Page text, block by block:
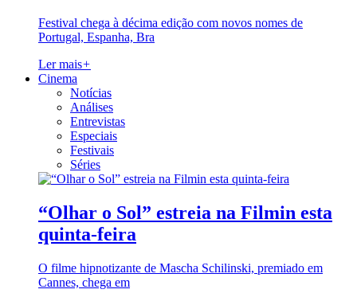
Festival chega à décima edição com novos nomes de
Portugal, Espanha, Bra
Ler mais+
Cinema
Notícias
Análises
Entrevistas
Especiais
Festivais
Séries
“Olhar o Sol” estreia na Filmin esta
quinta-feira
O filme hipnotizante de Mascha Schilinski, premiado em
Cannes, chega em